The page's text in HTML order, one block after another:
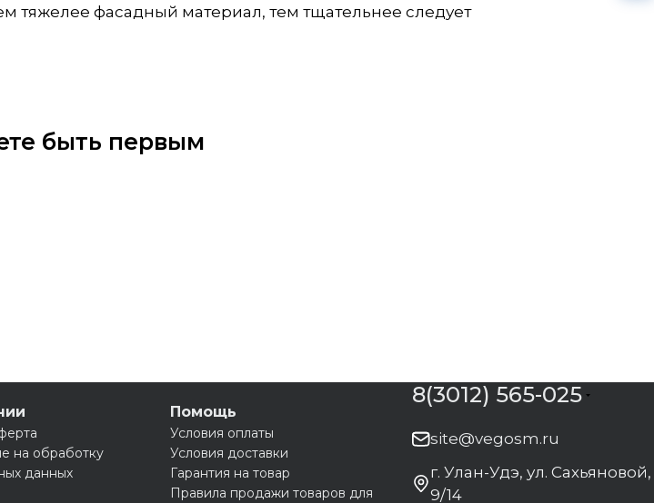
тяжелее фасадный материал, тем тщательнее следует
быть первым
на обработку
данных
Помощь
Условия оплаты
Условия доставки
Гарантия на товар
Правила продажи товаров для
8(3012) 565-025
site@vegosm.ru
г. Улан-Удэ, ул. Сахьяновой,
9/14